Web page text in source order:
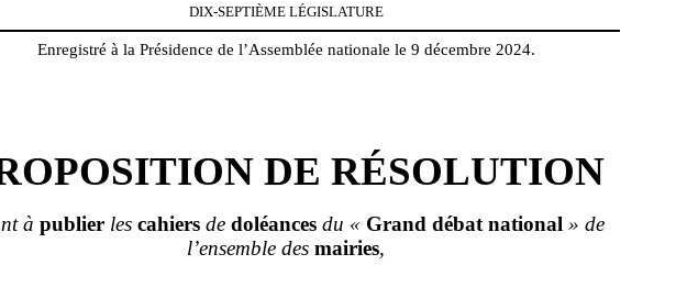
DIX-SEPTIÈME LÉGISLATURE
Enregistré à la Présidence de l’Assemblée nationale le 9 décembre 2024.
DE RÉSOLUTION
à publierles cahiersde doléancesdu « Grand débat national » de
l’ensemble des mairies,